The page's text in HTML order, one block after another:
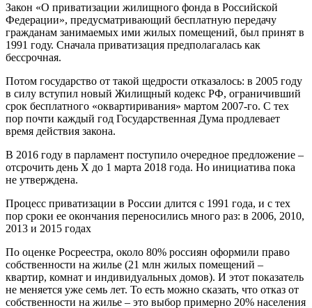
Закон «О приватизации жилищного фонда в Российской
Федерации», предусматривающий бесплатную передачу
гражданам занимаемых ими жилых помещений, был принят в
1991 году. Сначала приватизация предполагалась как
бессрочная.
Потом государство от такой щедрости отказалось: в 2005 году
в силу вступил новый Жилищный кодекс РФ, ограничивший
срок бесплатного «оквартиривания» мартом 2007-го. С тех
пор почти каждый год Государственная Дума продлевает
время действия закона.
В 2016 году в парламент поступило очередное предложение –
отсрочить день Х до 1 марта 2018 года. Но инициатива пока
не утверждена.
Процесс приватизации в России длится с 1991 года, и с тех
пор сроки ее окончания переносились много раз: в 2006, 2010,
2013 и 2015 годах
По оценке Росреестра, около 80% россиян оформили право
собственности на жилье (21 млн жилых помещений –
квартир, комнат и индивидуальных домов). И этот показатель
не меняется уже семь лет. То есть можно сказать, что отказ от
собственности на жилье – это выбор примерно 20% населения